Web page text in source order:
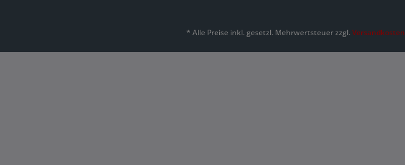
* Alle Preise inkl. gesetzl. Mehrwertsteuer zzgl. Versandkosten